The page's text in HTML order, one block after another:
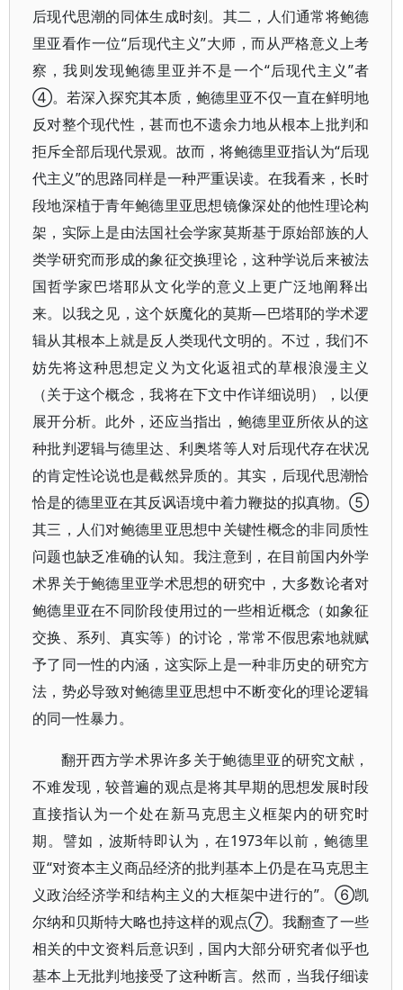
后现代思潮的同体生成时刻。其二，人们通常将鲍德
里亚看作一位“后现代主义”大师，而从严格意义上考
察，我则发现鲍德里亚并不是一个“后现代主义”者
④。若深入探究其本质，鲍德里亚不仅一直在鲜明地
反对整个现代性，甚而也不遗余力地从根本上批判和
拒斥全部后现代景观。故而，将鲍德里亚指认为“后现
代主义”的思路同样是一种严重误读。在我看来，长时
段地深植于青年鲍德里亚思想镜像深处的他性理论构
架，实际上是由法国社会学家莫斯基于原始部族的人
类学研究而形成的象征交换理论，这种学说后来被法
国哲学家巴塔耶从文化学的意义上更广泛地阐释出
来。以我之见，这个妖魔化的莫斯—巴塔耶的学术逻
辑从其根本上就是反人类现代文明的。不过，我们不
妨先将这种思想定义为文化返祖式的草根浪漫主义
（关于这个概念，我将在下文中作详细说明），以便
展开分析。此外，还应当指出，鲍德里亚所依从的这
种批判逻辑与德里达、利奥塔等人对后现代存在状况
的肯定性论说也是截然异质的。其实，后现代思潮恰
恰是的德里亚在其反讽语境中着力鞭挞的拟真物。⑤
其三，人们对鲍德里亚思想中关键性概念的非同质性
问题也缺乏准确的认知。我注意到，在目前国内外学
术界关于鲍德里亚学术思想的研究中，大多数论者对
鲍德里亚在不同阶段使用过的一些相近概念（如象征
交换、系列、真实等）的讨论，常常不假思索地就赋
予了同一性的内涵，这实际上是一种非历史的研究方
法，势必导致对鲍德里亚思想中不断变化的理论逻辑
的同一性暴力。
翻开西方学术界许多关于鲍德里亚的研究文献，
不难发现，较普遍的观点是将其早期的思想发展时段
直接指认为一个处在新马克思主义框架内的研究时
期。譬如，波斯特即认为，在1973年以前，鲍德里
亚“对资本主义商品经济的批判基本上仍是在马克思主
义政治经济学和结构主义的大框架中进行的”。⑥凯
尔纳和贝斯特大略也持这样的观点⑦。我翻查了一些
相关的中文资料后意识到，国内大部分研究者似乎也
基本上无批判地接受了这种断言。然而，当我仔细读